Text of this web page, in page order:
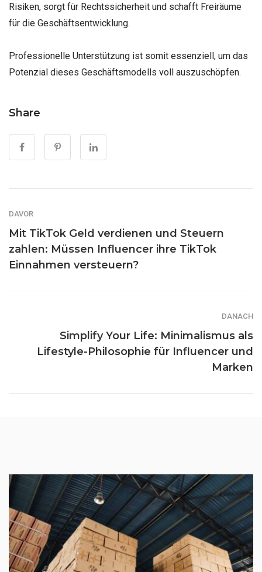
Risiken, sorgt für Rechtssicherheit und schafft Freiräume
für die Geschäftsentwicklung.
Professionelle Unterstützung ist somit essenziell, um das
Potenzial dieses Geschäftsmodells voll auszuschöpfen.
Share
DAVOR
Mit TikTok Geld verdienen und Steuern
zahlen: Müssen Influencer ihre TikTok
Einnahmen versteuern?
DANACH
Simplify Your Life: Minimalismus als
Lifestyle-Philosophie für Influencer und
Marken